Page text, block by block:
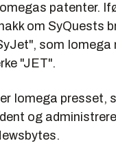
patenter.
om SyQuests
som Iomega
"JET".
Iomega presset,
og
.